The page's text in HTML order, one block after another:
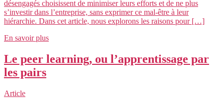
désengagés choisissent de minimiser leurs efforts et de ne plus
s’investir dans l’entreprise, sans exprimer ce mal-être à leur
hiérarchie. Dans cet article, nous explorons les raisons pour […]
En savoir plus
Le peer learning, ou l’apprentissage par
les pairs
Article